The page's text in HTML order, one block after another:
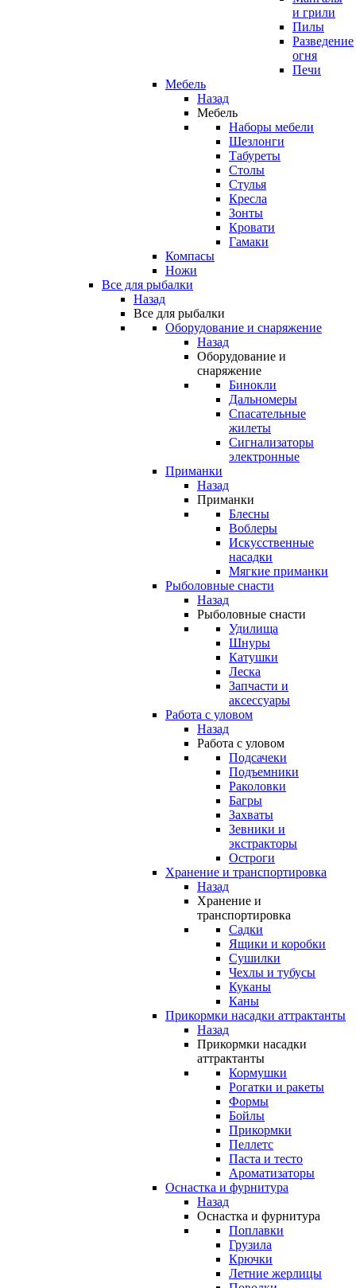
и грили
Пилы
Разведение
огня
Печи
Мебель
Назад
Мебель
Наборы мебели
Шезлонги
Табуреты
Столы
Стулья
Кресла
Зонты
Кровати
Гамаки
Компасы
Ножи
Все для рыбалки
Назад
Все для рыбалки
Оборудование и снаряжение
Назад
Оборудование и
снаряжение
Бинокли
Дальномеры
Спасательные
жилеты
Сигнализаторы
электронные
Приманки
Назад
Приманки
Блесны
Воблеры
Искусственные
насадки
Мягкие приманки
Рыболовные снасти
Назад
Рыболовные снасти
Удилища
Шнуры
Катушки
Леска
Запчасти и
аксессуары
Работа с уловом
Назад
Работа с уловом
Подсачеки
Подъемники
Раколовки
Багры
Захваты
Зевники и
экстракторы
Остроги
Хранение и транспортировка
Назад
Хранение и
транспортировка
Садки
Ящики и коробки
Сушилки
Чехлы и тубусы
Куканы
Каны
Прикормки насадки аттрактанты
Назад
Прикормки насадки
аттрактанты
Кормушки
Рогатки и ракеты
Формы
Бойлы
Прикормки
Пеллетс
Паста и тесто
Ароматизаторы
Оснастка и фурнитура
Назад
Оснастка и фурнитура
Поплавки
Грузила
Крючки
Летние жерлицы